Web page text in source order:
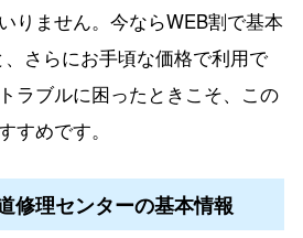
りません。今ならWEB割で基本
さらにお手頃な価格で利用で
ラブルに困ったときこそ、この
すめです。
修理センターの基本情報